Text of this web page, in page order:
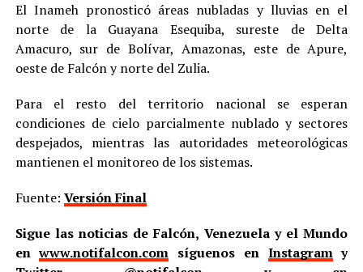
El Inameh pronosticó áreas nubladas y lluvias en el
norte de la Guayana Esequiba, sureste de Delta
Amacuro, sur de Bolívar, Amazonas, este de Apure,
oeste de Falcón y norte del Zulia.
Para el resto del territorio nacional se esperan
condiciones de cielo parcialmente nublado y sectores
despejados, mientras las autoridades meteorológicas
mantienen el monitoreo de los sistemas.
Fuente: Versión Final
Sigue las noticias de Falcón, Venezuela y el Mundo
enwww.notifalcon.com síguenos en Instagramy